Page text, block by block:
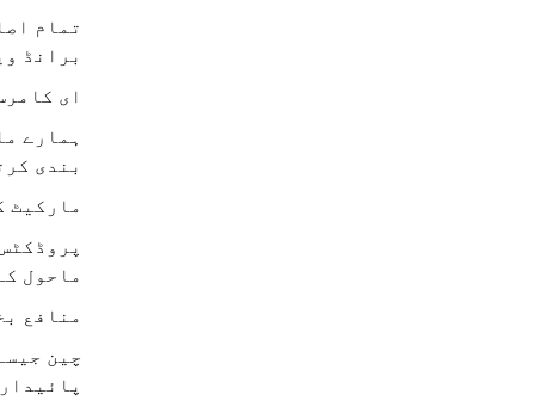
تمام
برانڈ
ای
بندی
مارکیٹ
ماحول
منافع
چین